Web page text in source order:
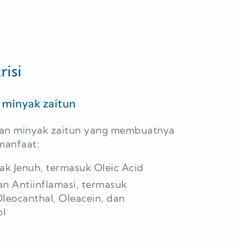
zaitun
minyak zaitun yang membuatnya
Jenuh, termasuk Oleic Acid
Antiinflamasi, termasuk
Oleacein, dan